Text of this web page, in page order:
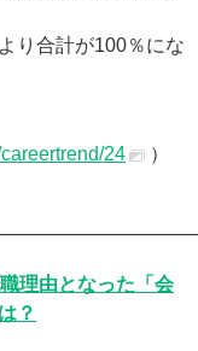
り合計が100％にな
24
）
理由となった「会
？